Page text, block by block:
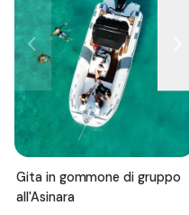
Gita in gommone di gruppo
all'Asinara